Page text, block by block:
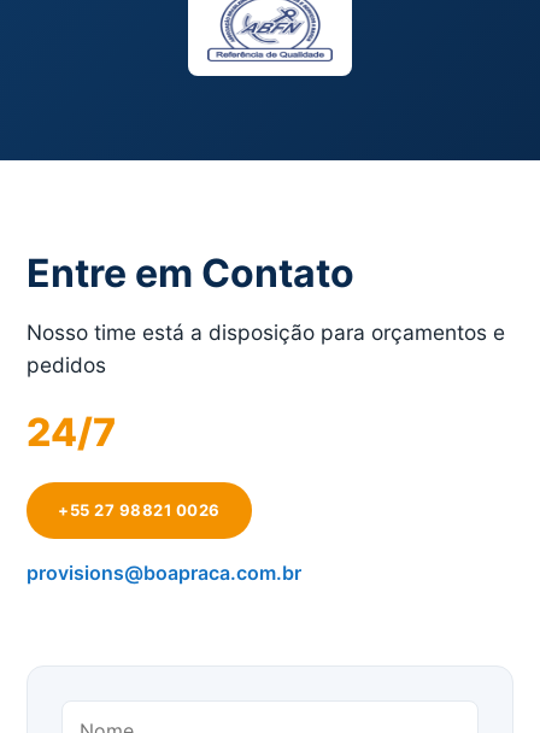
Entre em Contato
Nosso time está a disposição para orçamentos e
pedidos
24/7
+55 27 98821 0026
provisions@boapraca.com.br